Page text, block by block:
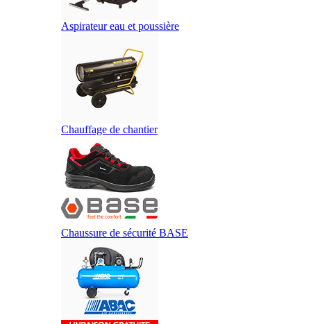
Aspirateur eau et poussière
Chauffage de chantier
Chaussure de sécurité BASE